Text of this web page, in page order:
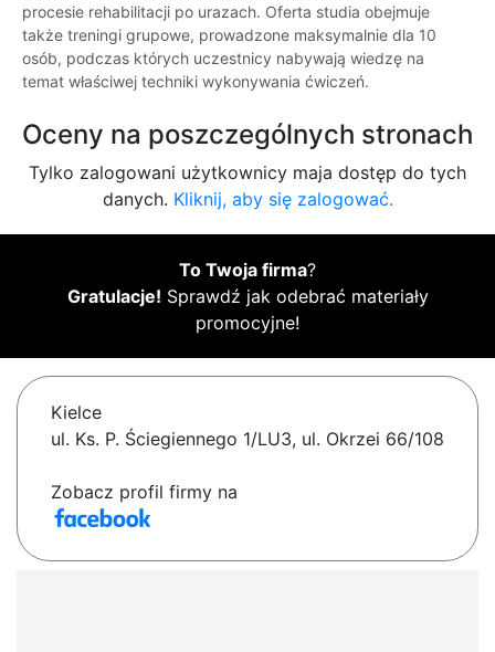
procesie rehabilitacji po urazach. Oferta studia obejmuje
także treningi grupowe, prowadzone maksymalnie dla 10
osób, podczas których uczestnicy nabywają wiedzę na
temat właściwej techniki wykonywania ćwiczeń.
Oceny na poszczególnych stronach
Tylko zalogowani użytkownicy maja dostęp do tych
danych. Kliknij, aby się zalogować.
To Twoja firma?
Gratulacje! Sprawdź jak odebrać materiały
promocyjne!
Kielce
ul. Ks. P. Ściegiennego 1/LU3, ul. Okrzei 66/108
Zobacz profil firmy na